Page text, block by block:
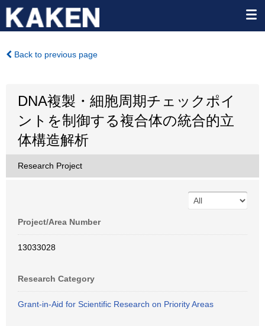
Back to previous page
DNA複製・細胞周期チェックポイ
ントを制御する複合体の統合的立
体構造解析
Research Project
Project/Area Number
13033028
Research Category
Grant-in-Aid for Scientific Research on Priority Areas